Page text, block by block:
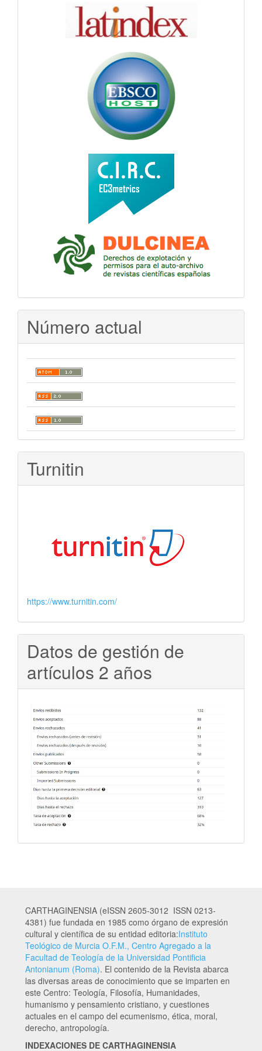
Número actual
Turnitin
https://www.turnitin.com/
Datos de gestión de
artículos 2 años
CARTHAGINENSIA (eISSN 2605-3012 ISSN 0213-
4381) fue fundada en 1985 como órgano de expresión
cultural y científica de su entidad editoria:Instituto
Teológico de Murcia O.F.M., Centro Agregado a la
Facultad de Teología de la Universidad Pontificia
Antonianum (Roma). El contenido de la Revista abarca
las diversas areas de conocimiento que se imparten en
este Centro: Teología, Filosofía, Humanidades,
humanismo y pensamiento cristiano, y cuestiones
actuales en el campo del ecumenismo, ética, moral,
derecho, antropología.
INDEXACIONES DE CARTHAGINENSIA